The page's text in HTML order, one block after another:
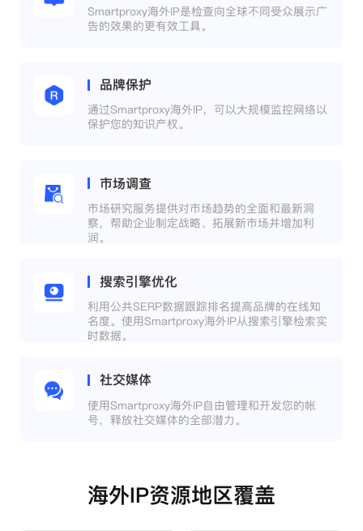
Smartproxy海外IP是检查向全球不同受众展示广
告的效果的更有效工具。
品牌保护
通过Smartproxy海外IP，可以大规模监控网络以
保护您的知识产权。
市场调查
市场研究服务提供对市场趋势的全面和最新洞
察，帮助企业制定战略、拓展新市场并增加利
润。
搜索引擎优化
利用公共SERP数据跟踪排名提高品牌的在线知
名度。使用Smartproxy海外IP从搜索引擎检索实
时数据。
社交媒体
使用Smartproxy海外IP自由管理和开发您的帐
号，释放社交媒体的全部潜力。
海外IP资源地区覆盖